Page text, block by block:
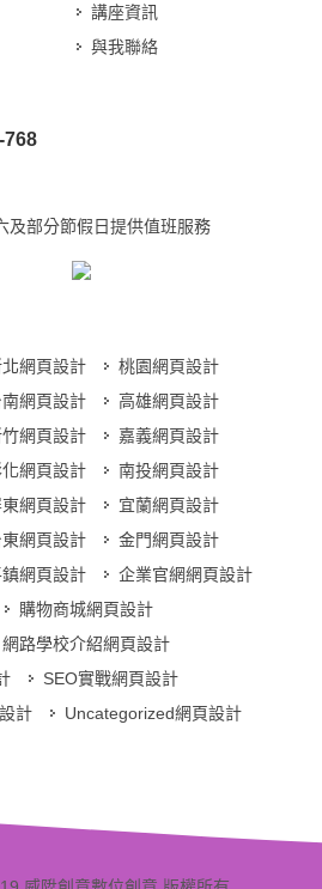
講座資訊
與我聯絡
768
及部分節假日提供值班服務
網頁設計
桃園網頁設計
南網頁設計
高雄網頁設計
網頁設計
嘉義網頁設計
網頁設計
南投網頁設計
東網頁設計
宜蘭網頁設計
東網頁設計
金門網頁設計
網頁設計
企業官網網頁設計
購物商城網頁設計
網路學校介紹網頁設計
SEO實戰網頁設計
計
Uncategorized網頁設計